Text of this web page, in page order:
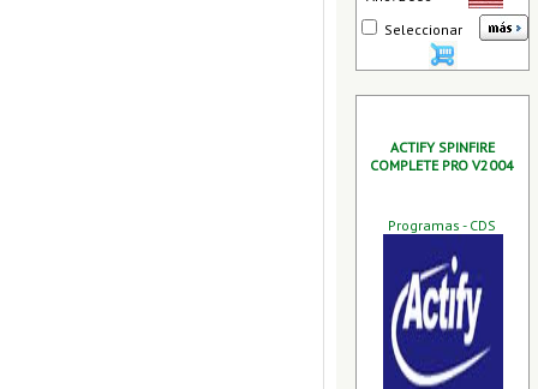
Seleccionar
ACTIFY SPINFIRE
COMPLETE PRO V2004
Programas - CDS